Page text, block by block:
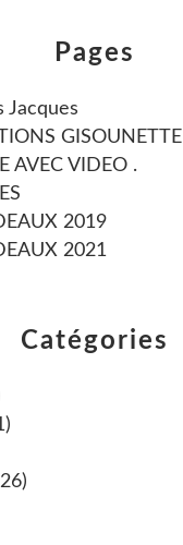
Catégories
Pages
Jacques
GISOUNETTE
AVEC VIDEO .
2019
2021